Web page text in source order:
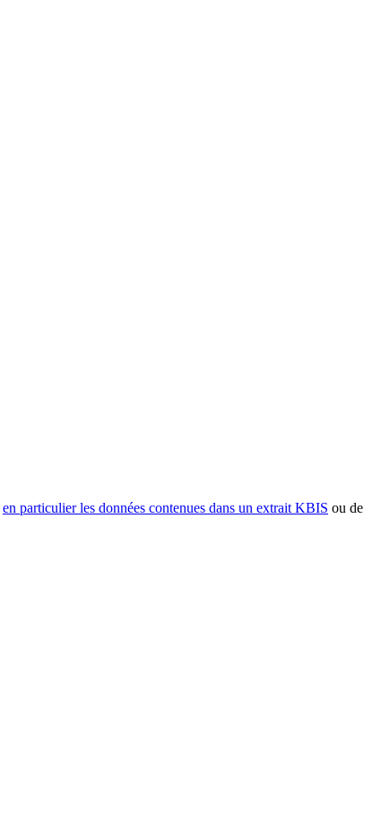
en particulier les données contenues dans un extrait KBIS ou de